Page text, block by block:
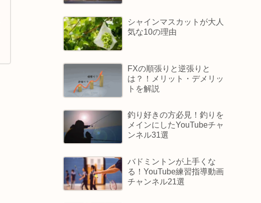
シャインマスカットが大人
気な10の理由
FXの順張りと逆張りと
は？！メリット・デメリッ
トを解説
釣り好きの方必見！釣りを
メインにしたYouTubeチャ
ンネル31選
バドミントンが上手くな
る！YouTube練習指導動画
チャンネル21選